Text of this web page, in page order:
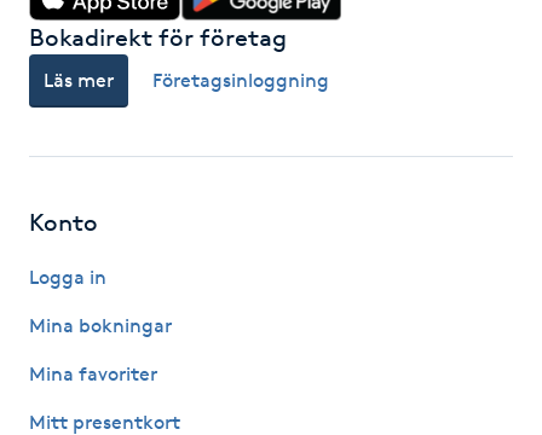
HIFU
Hollywood Peel
Hudföryngring
Huduppstramning
Bokadirekt för företag
Läs mer Företagsinloggning
Konto
Logga in
Mina bokningar
Mina favoriter
Mitt presentkort